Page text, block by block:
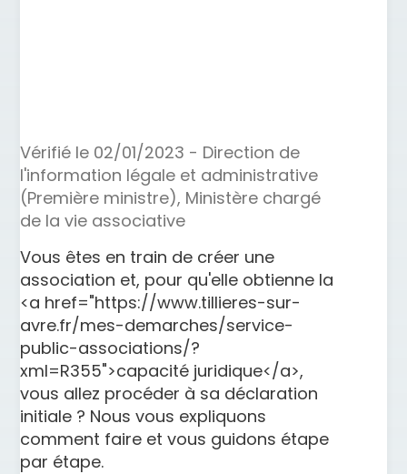
Vérifié le 02/01/2023 - Direction de
l'information légale et administrative
(Première ministre), Ministère chargé
de la vie associative
Vous êtes en train de créer une
association et, pour qu'elle obtienne la
<a href="https://www.tillieres-sur-
avre.fr/mes-demarches/service-
public-associations/?
xml=R355">capacité juridique</a>,
vous allez procéder à sa déclaration
initiale ? Nous vous expliquons
comment faire et vous guidons étape
par étape.